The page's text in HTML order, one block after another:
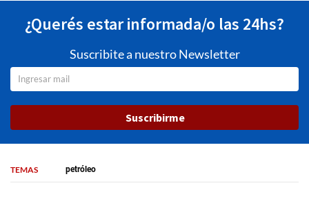
¿Querés estar informada/o las 24hs?
Suscribite a nuestro Newsletter
Suscribirme
TEMAS petróleo